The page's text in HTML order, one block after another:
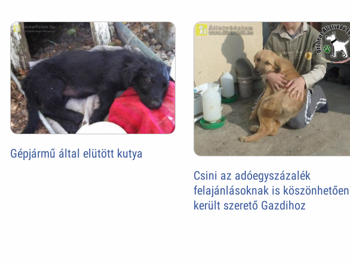
Gépjármű által elütött kutya
Csini az adóegyszázalék
felajánlásoknak is köszönhetően
került szerető Gazdihoz